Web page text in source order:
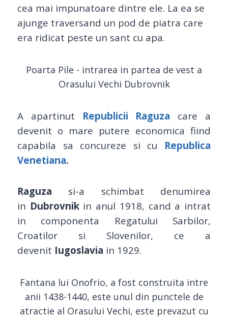
cea mai impunatoare dintre ele. La ea se
ajunge traversand un pod de piatra care
era ridicat peste un sant cu apa.
Poarta Pile - intrarea in partea de vest a
Orasului Vechi Dubrovnik
A apartinut Republicii Raguza care a
devenit o mare putere economica fiind
capabila sa concureze si cu Republica
Venetiana.
Raguza si-a schimbat denumirea
in Dubrovnik in anul 1918, cand a intrat
in componenta Regatului Sarbilor,
Croatilor si Slovenilor, ce a
devenit Iugoslavia in 1929.
Fantana lui Onofrio, a fost construita intre
anii 1438-1440, este unul din punctele de
atractie al Orasului Vechi, este prevazut cu